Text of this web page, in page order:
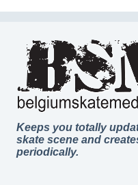
Keeps you totally
skate scene and
periodically.